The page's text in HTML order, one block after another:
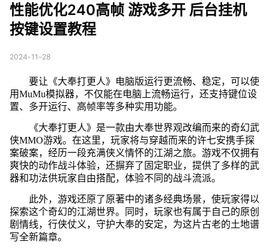
性能优化240高帧 游戏多开 后台挂机
按键设置教程
2024-11-28
要让《大奉打更人》电脑版运行更流畅、稳定，可以使
用MuMu模拟器，不仅能在电脑上流畅运行，还支持键位设
置、多开运行、高帧率等多种实用功能。
《大奉打更人》是一款由大奉世界观改编而来的奇幻武
侠MMO游戏。在这里，玩家将与穿越而来的许七安携手探
案破案，经历一段充满侠义情怀的江湖之旅。游戏不仅拥有
爽快的动作战斗体验，还摒弃了固定职业，提供了多样的武
器和功法供玩家自由搭配，体验不同的战斗流派。
此外，游戏还原了原著中的诸多经典场景，使玩家得以
探索这个奇幻的江湖世界。同时，玩家也有属于自己的原创
剧情线，行侠仗义，守护大奉的安定，为这片古老的土地谱
写全新篇章。